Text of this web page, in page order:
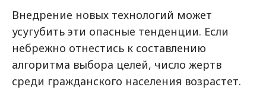
Внедрение новых технологий может
усугубить эти опасные тенденции. Если
небрежно отнестись к составлению
алгоритма выбора целей, число жертв
среди гражданского населения возрастет.